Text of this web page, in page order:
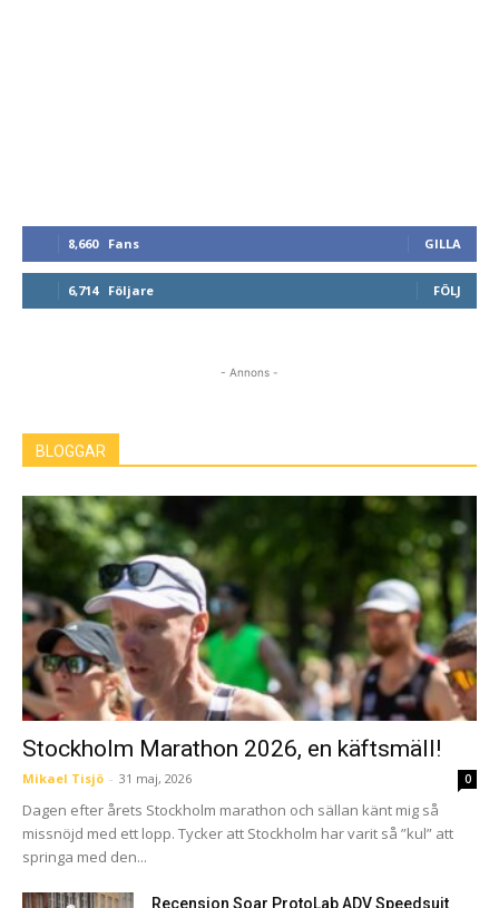
8,660 Fans GILLA
6,714 Följare FÖLJ
- Annons -
BLOGGAR
Stockholm Marathon 2026, en käftsmäll!
Mikael Tisjö - 31 maj, 2026 0
Dagen efter årets Stockholm marathon och sällan känt mig så
missnöjd med ett lopp. Tycker att Stockholm har varit så ”kul” att
springa med den...
Recension Soar ProtoLab ADV Speedsuit